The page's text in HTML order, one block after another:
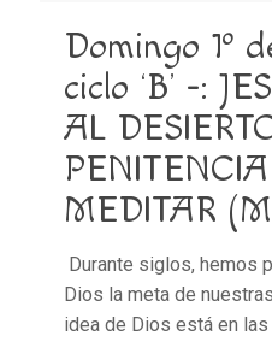
Domingo 1º
ciclo ‘B’ -:
AL
MEDITAR
Durante siglos, hemos
Dios la meta de
idea de Dios está en las